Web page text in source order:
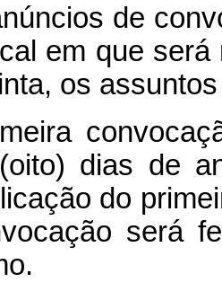
de
em que
os
dias de
do
será